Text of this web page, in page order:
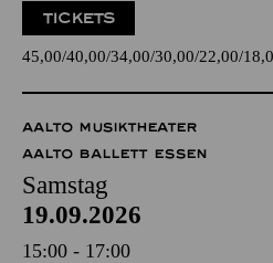
TICKETS
45,00 40,00 34,00 30,00 22,00
AALTO MUSIKTHEATER
AALTO BALLETT ESSEN
Samstag
19.09.2026
15:00 - 17:00